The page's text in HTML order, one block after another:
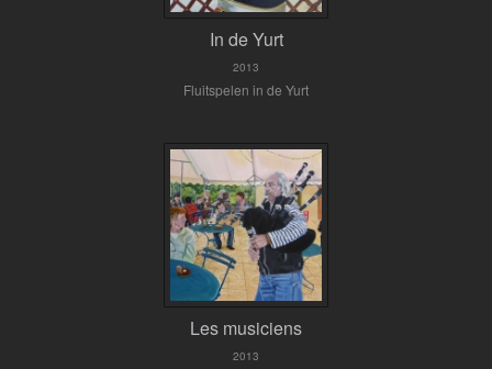
In de Yurt
2013
Fluitspelen in de Yurt
Les musiciens
2013